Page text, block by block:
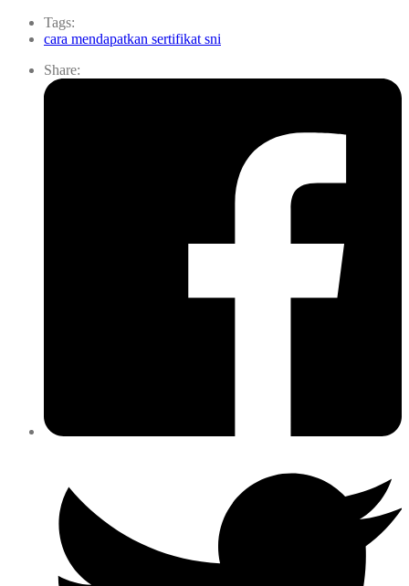
Tags:
cara mendapatkan sertifikat sni
Share: